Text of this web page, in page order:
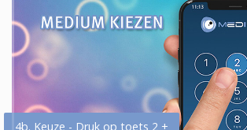
4b. Keuze - Druk op toets 2 +